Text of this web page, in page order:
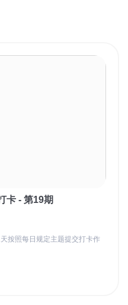
卡 - 第19期
按照每日规定主题提交打卡作